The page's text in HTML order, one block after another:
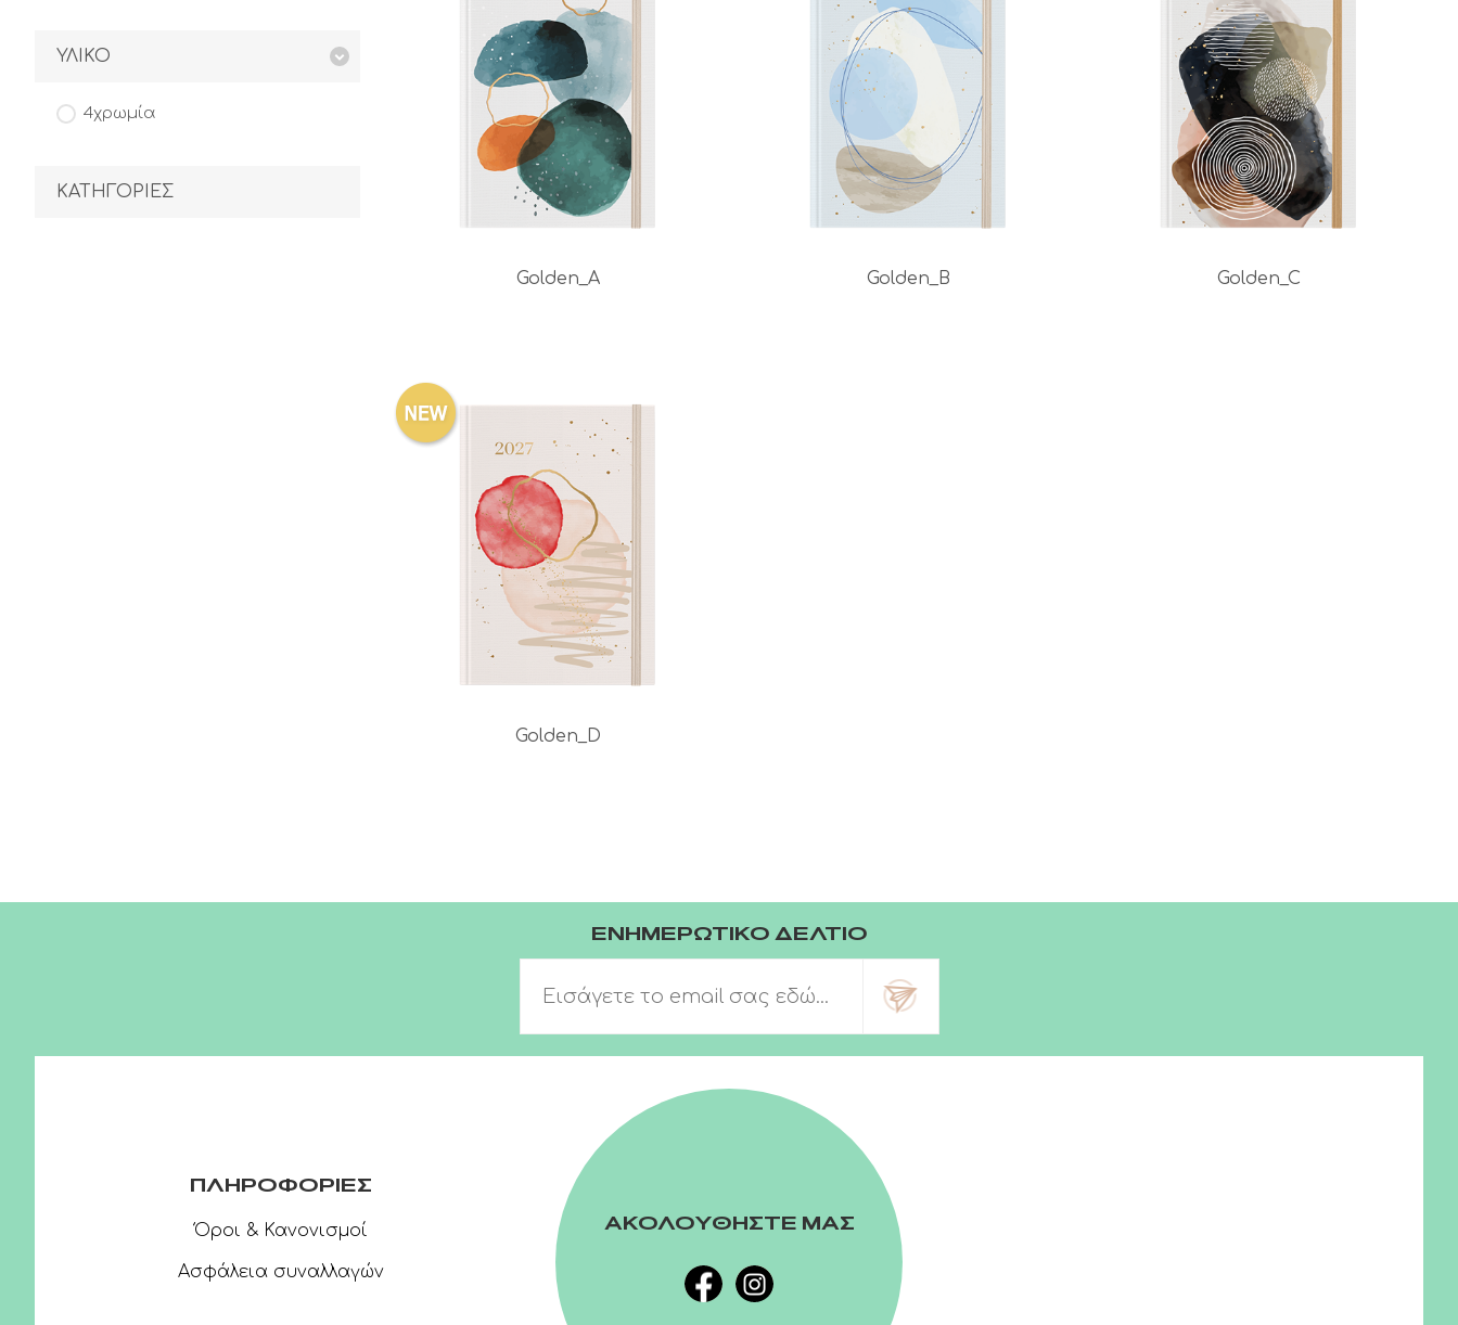
Golden_A Golden_B Golden_C
Golden_D
ΥΛΙΚΟ
4χρωμία
ΚΑΤΗΓΟΡΙΕΣ
ΕΝΗΜΕΡΩΤΙΚΟ ΔΕΛΤΙΟ
ΑΚΟΛΟΥΘΗΣΤΕ ΜΑΣ
ΠΛΗΡΟΦΟΡΙΕΣ
Όροι & Κανονισμοί
Ασφάλεια συναλλαγών